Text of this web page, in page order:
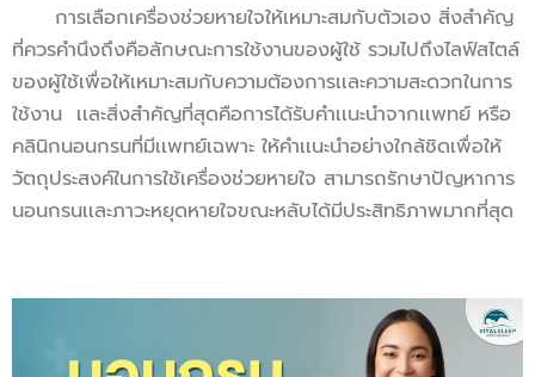
การเลือกเครื่องช่วยหายใจให้เหมาะสมกับตัวเอง สิ่งสำคัญ
ที่ควรคำนึงถึงคือลักษณะการใช้งานของผู้ใช้ รวมไปถึงไลฟ์สไตล์
ของผู้ใช้เพื่อให้เหมาะสมกับความต้องการเเละความสะดวกในการ
ใช้งาน เเละสิ่งสำคัญที่สุดคือการได้รับคำเเนะนำจากเเพทย์ หรือ
คลินิกนอนกรนที่มีเเพทย์เฉพาะ ให้คำเเนะนำอย่างใกล้ชิดเพื่อให้
วัตถุประสงค์ในการใช้เครื่องช่วยหายใจ สามารถรักษาปัญหาการ
นอนกรนเเละภาวะหยุดหายใจขณะหลับได้มีประสิทธิภาพมากที่สุด